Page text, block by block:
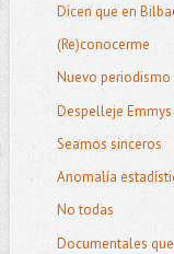
Dicen que en
(Re)conocerme
Nuevo periodismo
Despelleje
Seamos sinceros
Anomalía
No todas
Documentales